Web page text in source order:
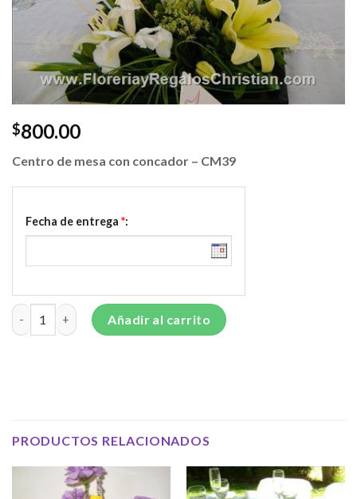
$800.00
Centro de mesa con concador – CM39
Fecha de entrega *:
Centro de mesa con concador - CM39 cantidad
Añadir al carrito
PRODUCTOS RELACIONADOS